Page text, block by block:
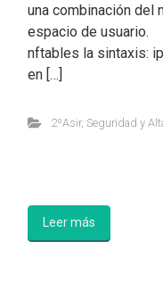
una combinación del
espacio de
nftables la sintaxis:
en […]
2ºAsir, Seguridad y
Leer más